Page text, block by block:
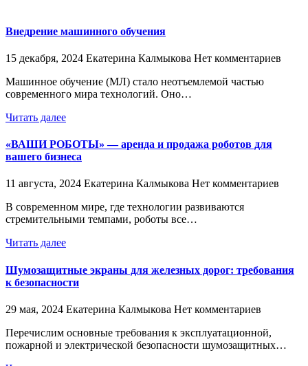
Внедрение машинного обучения
15 декабря, 2024 Екатерина Калмыкова Нет комментариев
Машинное обучение (МЛ) стало неотъемлемой частью
современного мира технологий. Оно…
Читать далее
«ВАШИ РОБОТЫ» — аренда и продажа роботов для
вашего бизнеса
11 августа, 2024 Екатерина Калмыкова Нет комментариев
В современном мире, где технологии развиваются
стремительными темпами, роботы все…
Читать далее
Шумозащитные экраны для железных дорог: требования
к безопасности
29 мая, 2024 Екатерина Калмыкова Нет комментариев
Перечислим основные требования к эксплуатационной,
пожарной и электрической безопасности шумозащитных…